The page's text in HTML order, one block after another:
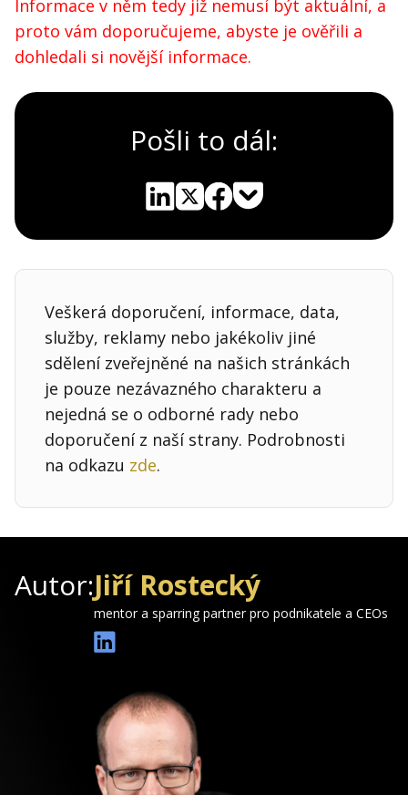
Informace v něm tedy již nemusí být aktuální, a
proto vám doporučujeme, abyste je ověřili a
dohledali si novější informace.
Pošli to dál:
Veškerá doporučení, informace, data,
služby, reklamy nebo jakékoliv jiné
sdělení zveřejněné na našich stránkách
je pouze nezávazného charakteru a
nejedná se o odborné rady nebo
doporučení z naší strany. Podrobnosti
na odkazu zde.
Autor:Jiří Rostecký
mentor a sparring partner pro podnikatele a CEOs